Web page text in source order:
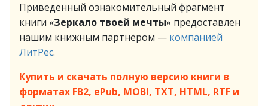
Приведённый ознакомительный фрагмент
книги «Зеркало твоей мечты» предоставлен
нашим книжным партнёром — компанией
ЛитРес.
Купить и скачать полную версию книги в
форматах FB2, ePub, MOBI, TXT, HTML, RTF и